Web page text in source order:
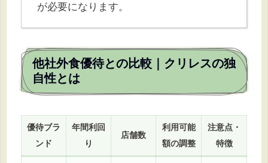
が必要になります。
他社外食優待との比較｜クリレスの独
自性とは
優待ブラ
ンド
年間利回
り
店舗数
利用可能
額の調整
注意点・
特徴